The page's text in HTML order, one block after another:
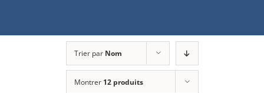
Trier par Nom
Montrer 12 produits